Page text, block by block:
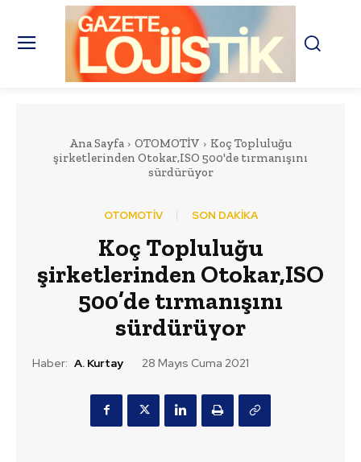
Ana Sayfa OTOMOTİV
Koç Topluluğu
şirketlerinden Otokar,ISO 500'de tırmanışını
sürdürüyor
OTOMOTİV SON DAKİKA
Koç Topluluğu
şirketlerinden Otokar,ISO
500’de tırmanışını
sürdürüyor
Haber: A. Kurtay 28 Mayıs Cuma 2021